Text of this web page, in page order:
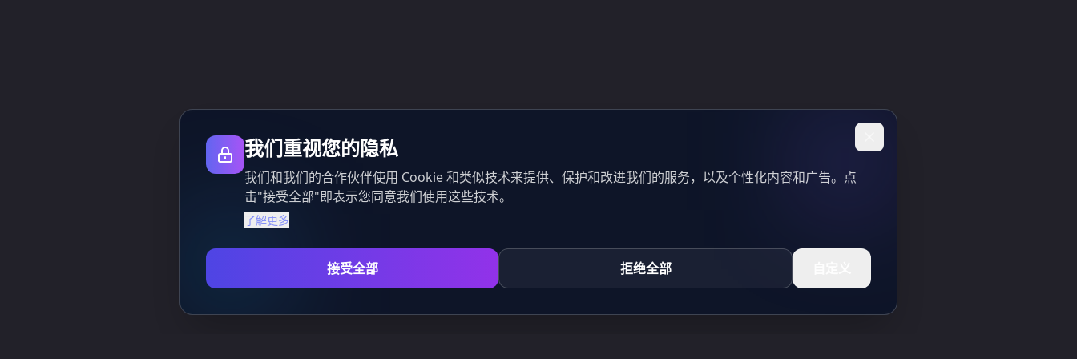
我们重视您的隐私
我们和我们的合作伙伴使用 Cookie 和类似技术来提供、保护和改进我们的服务，以及个性化内容和广告。点
击"接受全部"即表示您同意我们使用这些技术。
了解更多
接受全部 拒绝全部